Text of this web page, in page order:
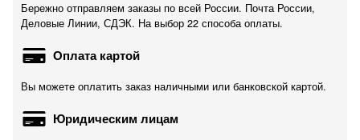
Бережно отправляем заказы по всей России. Почта России,
Деловые Линии, СДЭК. На выбор 22 способа оплаты.
Оплата картой
Вы можете оплатить заказ наличными или банковской картой.
Юридическим лицам